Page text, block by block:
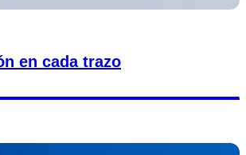
en cada trazo